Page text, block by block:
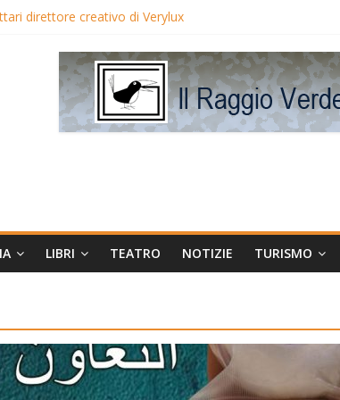
direttore creativo di Verylux
Edwards in proiezione per i LunedìLùmière
la regista Liliana Cavani e Tomas Milian
Avis
LIBRI TEATRO NOTIZIE TURISMO